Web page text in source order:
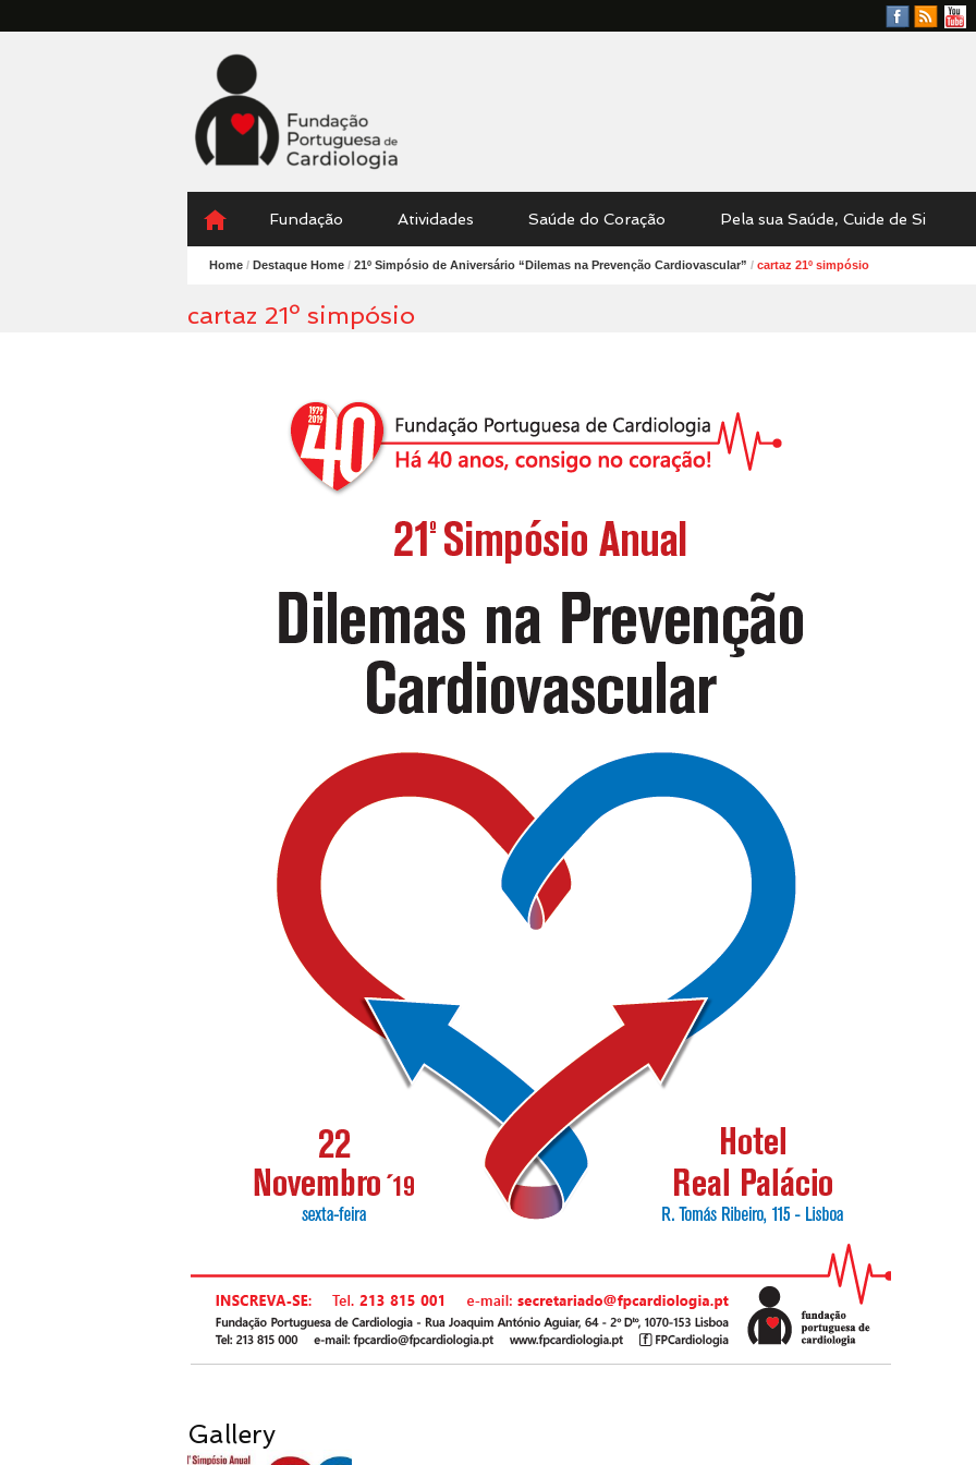
Facebook
RSS
Fundação
Portuguesa
Cardiologia
Menu
content
Fundação Atividades Saúde do Coração Pela sua Saúde, Cuide de Si
Home / Destaque Home / 21º Simpósio de Aniversário “Dilemas na Prevenção Cardiovascular” / cartaz 21º simpósio
cartaz 21º simpósio
Gallery